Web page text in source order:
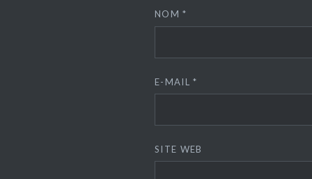
NOM*
E-MAIL*
SITE WEB